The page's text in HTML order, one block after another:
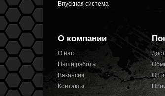
Впускная система
О компании
О нас
Наши работы
Вакансии
Контакты